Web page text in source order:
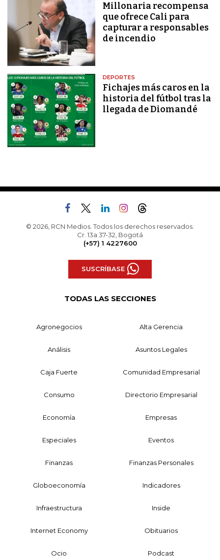
Millonaria recompensa
que ofrece Cali para
capturar a responsables
de incendio
DEPORTES
Fichajes más caros en la
historia del fútbol tras la
llegada de Diomandé
© 2026, RCN Medios. Todos los derechos reservados.
Cr. 13a 37-32, Bogotá
(+57) 1 4227600
SUSCRÍBASE
TODAS LAS SECCIONES
Agronegocios Alta Gerencia
Análisis Asuntos Legales
Caja Fuerte Comunidad Empresarial
Consumo Directorio Empresarial
Economía Empresas
Especiales Eventos
Finanzas Finanzas Personales
Globoeconomía Indicadores
Infraestructura Inside
Internet Economy Obituarios
Ocio Podcast